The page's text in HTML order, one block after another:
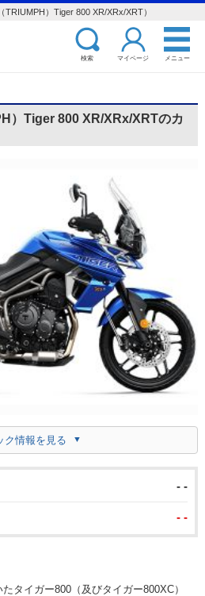
）Tiger 800 XR/XRx/XRT）
検索 マイページ メニュー
）Tiger 800 XR/XRx/XRTのカ
ク情報を見る
- -
- -
タイガー800（及びタイガー800XC）